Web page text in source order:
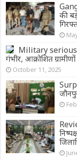
की
Military serious
गंभीर, आक्रोशित
October 11, 2025